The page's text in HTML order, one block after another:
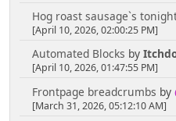
Hog roast sausage`s
[April 10, 2026, 02:00:25 PM]
Automated Blocks by
[April 10, 2026, 01:47:55 PM]
Frontpage breadcrumbs by
[March 31, 2026, 05:12:10 AM]